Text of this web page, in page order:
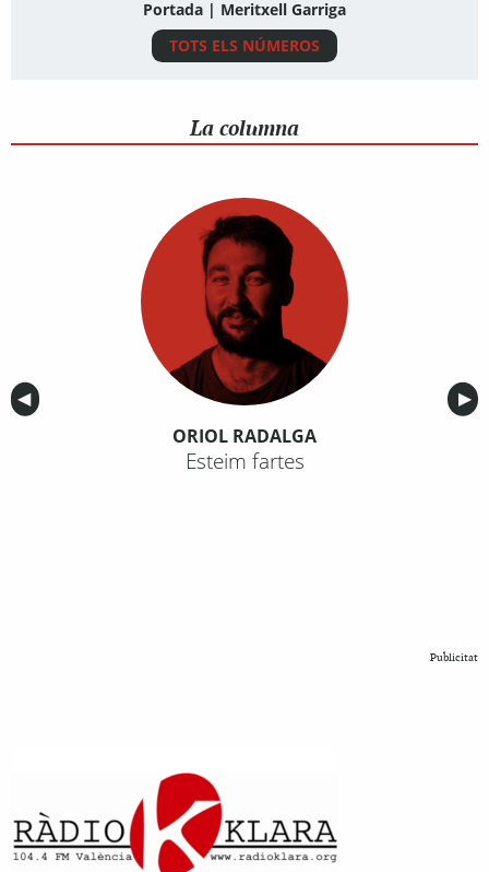
Portada | Meritxell Garriga
TOTS ELS NÚMEROS
La columna
Anterior
◀︎ ▶︎
ORIOL RADALGA
Esteim fartes
Publicitat